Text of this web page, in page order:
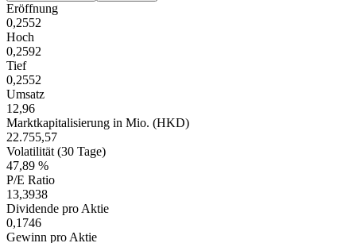
Eröffnung
0,2552
Hoch
0,2592
Tief
0,2552
Umsatz
12,96
Marktkapitalisierung in Mio. (HKD)
22.755,57
Volatilität (30 Tage)
47,89 %
P/E Ratio
13,3938
Dividende pro Aktie
0,1746
Gewinn pro Aktie